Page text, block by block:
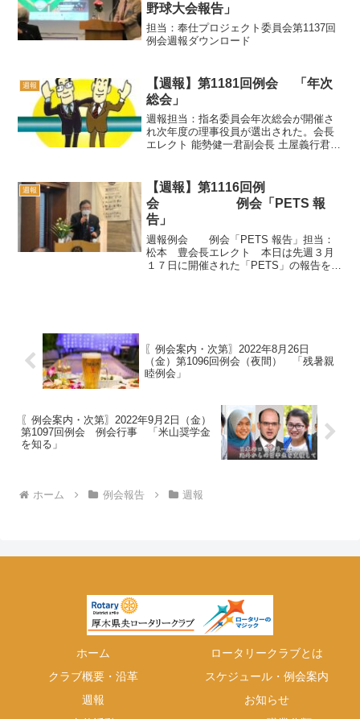
野球大会報告」
担当：奉仕プロジェクト委員会第1137回
例会週報ダウンロード
週報
【週報】第1181回例会 「年次
総会」
週報担当：指名委員会年次総会が開催さ
れ次年度の理事役員が選出された。会長
エレクト 能勢健一君副会長 土屋義行君
之君 井 寛明君 今井美咲君県央
RC 週報118...
週報
【週報】第1116回例
会 例会「PETS 報
告」
週報例会 例会「PETS 報告」担当：
松本 豊会長エレクト 本日は先週３月
１７日に開催された「PETS」の報告をい
〖例会案内・次第〗2022年8月26日
（金）第1096回例会（夜間） 「残暑親
睦例会」
〖例会案内・次第〗2022年9月2日（金）
第1097回例会 例会行事 「米山奨学金
を知る」
ホーム 例会報告 週報
ホーム
ロータリークラブとは
クラブ概要・沿革
スケジュール・例会案内
週報
お知らせ